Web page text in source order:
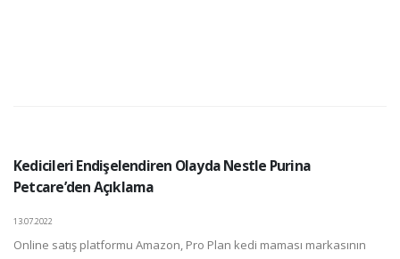
Kedicileri Endişelendiren Olayda Nestle Purina
Petcare’den Açıklama
13.07.2022
Online satış platformu Amazon, Pro Plan kedi maması markasının